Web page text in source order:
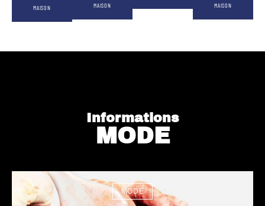
MAISON MAISON MAISON
Informations
MODE
MODE